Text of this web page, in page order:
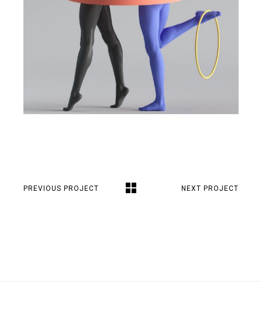
PREVIOUS PROJECT NEXT PROJECT